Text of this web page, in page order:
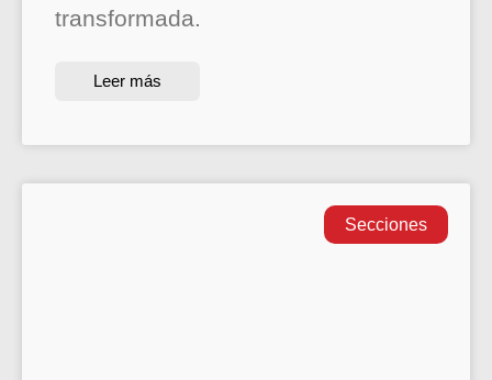
transformada.
Leer más
Secciones